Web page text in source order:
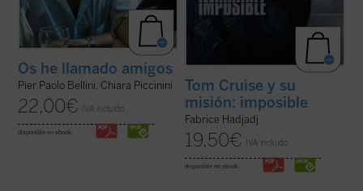
Os he llamado amigos
Pier Paolo Bellini, Chiara Piccinini
22,00€ IVA incluido
disponible en ebook:
Tom Cruise y su
misión: imposible
Fabrice Hadjadj
19,50€ IVA incluido
disponible en ebook: